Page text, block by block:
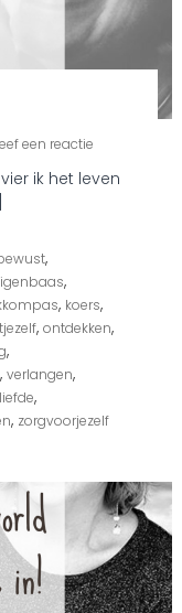
d
m
o
n
r
w
a
r
z
een reactieo
D
a
r
i
ik het leven
,
,
, koers,
, ontdekken,
,
, verlangen,
,
, zorgvoorjezelf